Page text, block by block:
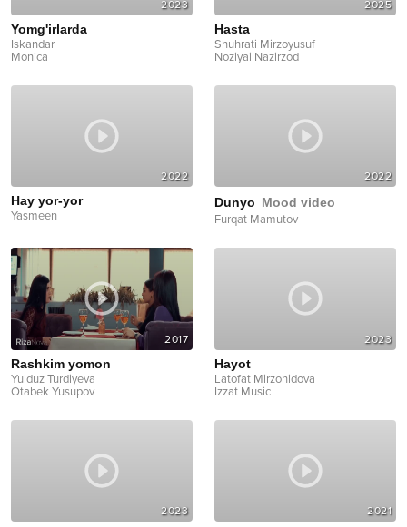
2023
Yomg'irlarda
Iskandar
Monica
2025
Hasta
Shuhrati Mirzoyusuf
Noziyai Nazirzod
2022
Hay yor-yor
Yasmeen
2022
Dunyo Mood video
Furqat Mamutov
2017
Rashkim yomon
Yulduz Turdiyeva
Otabek Yusupov
2023
Hayot
Latofat Mirzohidova
Izzat Music
2023 2021